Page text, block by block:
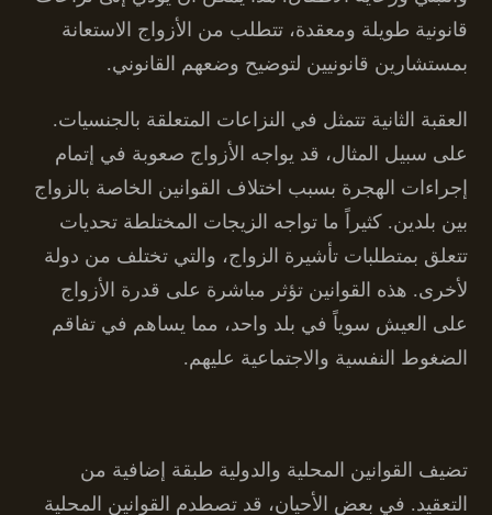
قانونية طويلة ومعقدة، تتطلب من الأزواج الاستعانة
بمستشارين قانونيين لتوضيح وضعهم القانوني.
العقبة الثانية تتمثل في النزاعات المتعلقة بالجنسيات.
على سبيل المثال، قد يواجه الأزواج صعوبة في إتمام
إجراءات الهجرة بسبب اختلاف القوانين الخاصة بالزواج
بين بلدين. كثيراً ما تواجه الزيجات المختلطة تحديات
تتعلق بمتطلبات تأشيرة الزواج، والتي تختلف من دولة
لأخرى. هذه القوانين تؤثر مباشرة على قدرة الأزواج
على العيش سوياً في بلد واحد، مما يساهم في تفاقم
الضغوط النفسية والاجتماعية عليهم.
تضيف القوانين المحلية والدولية طبقة إضافية من
التعقيد. في بعض الأحيان، قد تصطدم القوانين المحلية